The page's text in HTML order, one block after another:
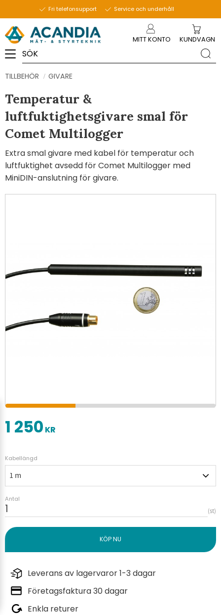
Fri telefonsupport Service och underhåll
MITT KONTO KUNDVAGN
TILLBEHÖR GIVARE
Temperatur &
luftfuktighetsgivare smal för
Comet Multilogger
Extra smal givare med kabel för temperatur och
luftfuktighet avsedd för Comet Multilogger med
MiniDIN-anslutning för givare.
1 250 KR
Kabellängd
Antal
st
Leverans av lagervaror 1-3 dagar
Företagsfaktura 30 dagar
Enkla returer